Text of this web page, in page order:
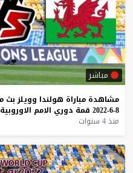
مباشر
مشاهدة مباراة هولندا وويلز بث
8-6-2022
قمة دوري الامم الاوروبية
منذ 4 سنوات